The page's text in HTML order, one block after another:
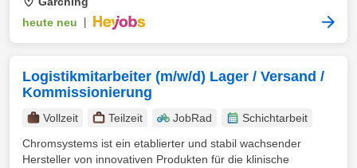
heute neu
Logistikmitarbeiter (m/w/d) Lager / Versand /
Kommissionierung
Vollzeit Teilzeit JobRad
Schichtarbeit
Chromsystems ist ein etablierter und stabil wachsender
Hersteller von innovativen Produkten für die klinische